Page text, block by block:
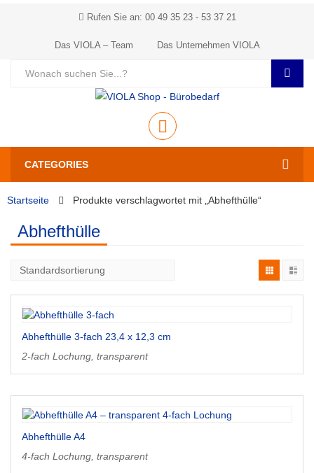
Rufen Sie an: 00 49 35 23 - 53 37 21
Das VIOLA – Team Das Unternehmen VIOLA
CATEGORIES
Startseite Produkte verschlagwortet mit „Abhefthülle“
Abhefthülle
Abhefthülle 3-fach 23,4 x 12,3 cm
2-fach Lochung, transparent
Abhefthülle A4
4-fach Lochung, transparent